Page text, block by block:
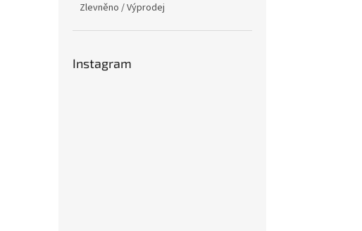
Zlevněno / Výprodej
Instagram